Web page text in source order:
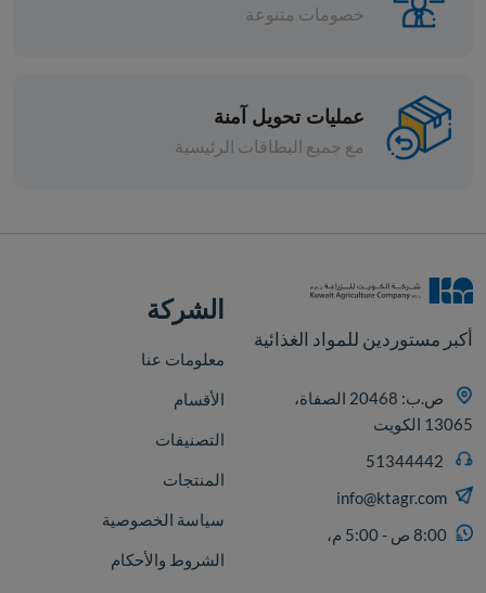
خصومات متنوعة
عمليات تحويل آمنة
مع جميع البطاقات الرئيسية
أكبر مستوردين للمواد الغذائية
ص.ب: 20468 الصفاة،
13065 الكويت
info@ktagr.com
8:00 ص - 5:00 م،
الشركة
معلومات عنا
الأقسام
التصنيفات
المنتجات
سياسة الخصوصية
الشروط والأحكام